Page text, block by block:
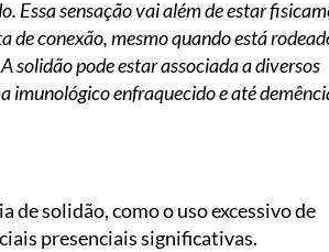
Essa sensação vai além de estar
conexão, mesmo quando está
solidão pode estar associada a diversos
imunológico enfraquecido e até
solidão, como o uso excessivo de
presenciais significativas.